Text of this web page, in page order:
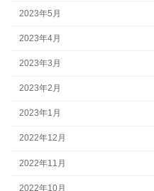
2023年5月
2023年4月
2023年3月
2023年2月
2023年1月
2022年12月
2022年11月
2022年10月